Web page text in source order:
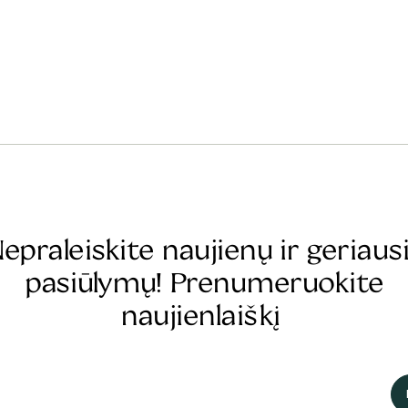
naujienų ir
pasiūlymų! Prenumeruokite
naujienlaiškį